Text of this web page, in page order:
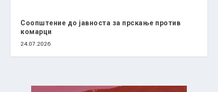
Соопштение до јавноста за прскање против
комарци
24.07.2026